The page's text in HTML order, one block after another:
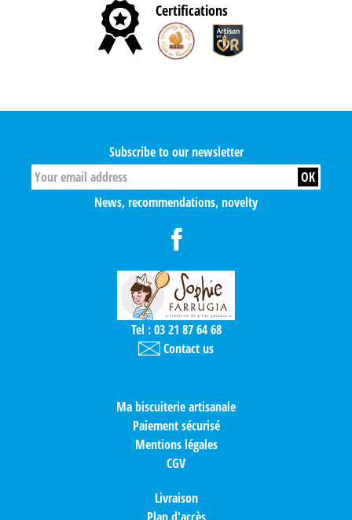
Certifications
Tel : 03 21 87 64 68
Contact us
Ma biscuiterie artisanale
Paiement sécurisé
Mentions légales
CGV
Livraison
Subscribe to our newsletter
News, recommendations, novelty